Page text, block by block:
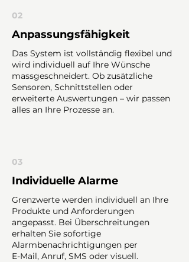
02
Anpassungsfähigkeit
Das System ist vollständig flexibel und
wird individuell auf Ihre Wünsche
massgeschneidert. Ob zusätzliche
Sensoren, Schnittstellen oder
erweiterte Auswertungen – wir passen
alles an Ihre Prozesse an.
03
Individuelle Alarme
Grenzwerte werden individuell an Ihre
Produkte und Anforderungen
angepasst. Bei Überschreitungen
erhalten Sie sofortige
Alarmbenachrichtigungen per
E-Mail, Anruf, SMS oder visuell.